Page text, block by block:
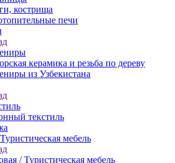
кострища
печи
керамика и резьба по дереву
из Узбекистана
текстиль
мебель
/ Туристическая мебель